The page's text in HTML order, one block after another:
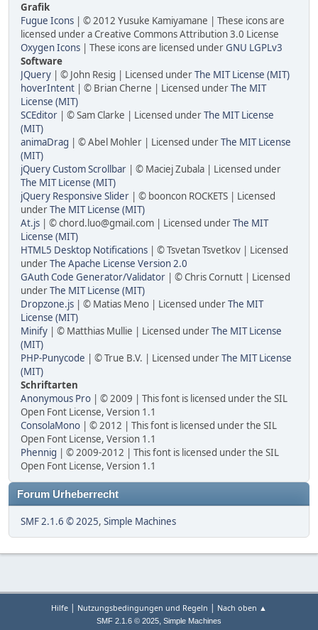
Grafik
Fugue Icons | © 2012 Yusuke Kamiyamane | These icons are
licensed under a Creative Commons Attribution 3.0 License
Oxygen Icons | These icons are licensed underGNU LGPLv3
Software
JQuery | © John Resig | Licensed underThe MIT License (MIT)
hoverIntent | © Brian Cherne | Licensed underThe MIT
License (MIT)
SCEditor | © Sam Clarke | Licensed underThe MIT License
(MIT)
animaDrag | © Abel Mohler | Licensed underThe MIT License
(MIT)
jQuery Custom Scrollbar | © Maciej Zubala | Licensed under
The MIT License (MIT)
jQuery Responsive Slider | © booncon ROCKETS | Licensed
underThe MIT License (MIT)
At.js | © chord.luo@gmail.com | Licensed underThe MIT
License (MIT)
HTML5 Desktop Notifications | © Tsvetan Tsvetkov | Licensed
underThe Apache License Version 2.0
GAuth Code Generator/Validator | © Chris Cornutt | Licensed
underThe MIT License (MIT)
Dropzone.js | © Matias Meno | Licensed underThe MIT
License (MIT)
Minify | © Matthias Mullie | Licensed underThe MIT License
(MIT)
PHP-Punycode | © True B.V. | Licensed underThe MIT License
(MIT)
Schriftarten
Anonymous Pro | © 2009 | This font is licensed under the SIL
Open Font License, Version 1.1
ConsolaMono | © 2012 | This font is licensed under the SIL
Open Font License, Version 1.1
Phennig | © 2009-2012 | This font is licensed under the SIL
Open Font License, Version 1.1
Forum Urheberrecht
SMF 2.1.6 © 2025, Simple Machines
Hilfe | Nutzungsbedingungen und Regeln | Nach oben ▲
SMF 2.1.6 © 2025, Simple Machines